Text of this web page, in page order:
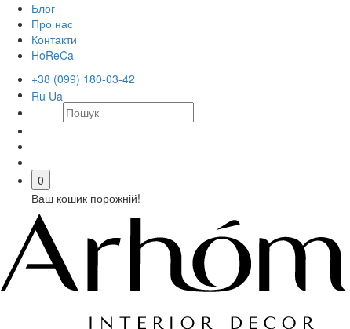
Блог
Про нас
Контакти
HoReCa
+38 (099) 180-03-42
Ru Ua
0
Ваш кошик порожній!